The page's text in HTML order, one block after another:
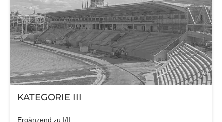
KATEGORIE III
Ergänzend zu I/II